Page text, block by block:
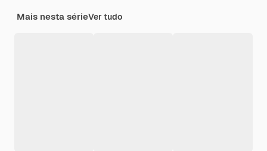
Mais nesta sérieVer tudo